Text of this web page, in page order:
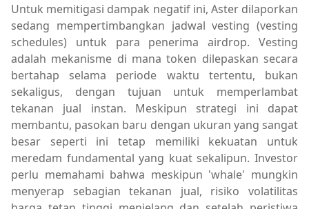
Untuk memitigasi dampak negatif ini, Aster dilaporkan
sedang mempertimbangkan jadwal vesting (vesting
schedules) untuk para penerima airdrop. Vesting
adalah mekanisme di mana token dilepaskan secara
bertahap selama periode waktu tertentu, bukan
sekaligus, dengan tujuan untuk memperlambat
tekanan jual instan. Meskipun strategi ini dapat
membantu, pasokan baru dengan ukuran yang sangat
besar seperti ini tetap memiliki kekuatan untuk
meredam fundamental yang kuat sekalipun. Investor
perlu memahami bahwa meskipun 'whale' mungkin
menyerap sebagian tekanan jual, risiko volatilitas